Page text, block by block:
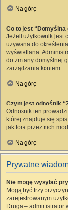
Na górę
Co to jest “Domyślna
Jeżeli użytkownik jest
używana do
wyświetlana.
do zmiany domyślnej
zarządzania kontem.
Na górę
Czym jest odnośnik
Odnośnik ten
której znajduje się
jak fora przez nich
Na górę
Prywatne
Nie mogę wysyłać
Mogą być trzy
zarejestrowanym
Druga – administrator